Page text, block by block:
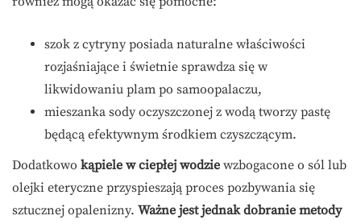
szok z cytryny posiada naturalne właściwości
rozjaśniające i świetnie sprawdza się w
likwidowaniu plam po samoopalaczu,
mieszanka sody oczyszczonej z wodą tworzy pastę
będącą efektywnym środkiem czyszczącym.
Dodatkowo kąpiele w ciepłej wodzie wzbogacone o sól lub
olejki eteryczne przyspieszają proces pozbywania się
sztucznej opalenizny. Ważne jest jednak dobranie metody